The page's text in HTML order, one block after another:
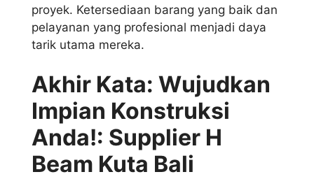
proyek. Ketersediaan barang yang baik dan
pelayanan yang profesional menjadi daya
tarik utama mereka.
Akhir Kata: Wujudkan
Impian Konstruksi
Anda!: Supplier H
Beam Kuta Bali